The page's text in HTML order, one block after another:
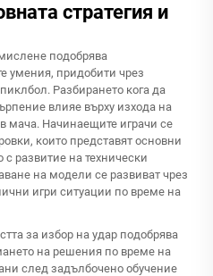
стратегия и
подобрява
умения, придобити чрез
Разбирането кога да
влияе върху изхода на
мача. Начинаещите играчи се
които представят основни
развитие на технически
на модели се развиват чрез
игри ситуации по време на
за избор на удар подобрява
на решения по време на
след задълбочено обучение